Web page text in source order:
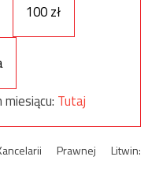
100 zł
Tutaj
Prawnej Litwin: